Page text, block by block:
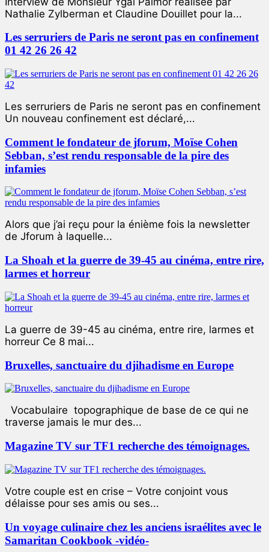
Nathalie Zylberman et Claudine Douillet pour la...
Les serruriers de Paris ne seront pas en confinement
01 42 26 26 42
Les serruriers de Paris ne seront pas en confinement
Un nouveau confinement est déclaré,...
Comment le fondateur de jforum, Moïse Cohen
Sebban, s’est rendu responsable de la pire des
infamies
Alors que j’ai reçu pour la énième fois la newsletter
de Jforum à laquelle...
La Shoah et la guerre de 39-45 au cinéma, entre rire,
larmes et horreur
La guerre de 39-45 au cinéma, entre rire, larmes et
horreur Ce 8 mai...
Bruxelles, sanctuaire du djihadisme en Europe
Vocabulaire topographique de base de ce qui ne
traverse jamais le mur des...
Magazine TV sur TF1 recherche des témoignages.
Votre couple est en crise – Votre conjoint vous
délaisse pour ses amis ou ses...
Un voyage culinaire chez les anciens israélites avec le
Samaritan Cookbook -vidéo-